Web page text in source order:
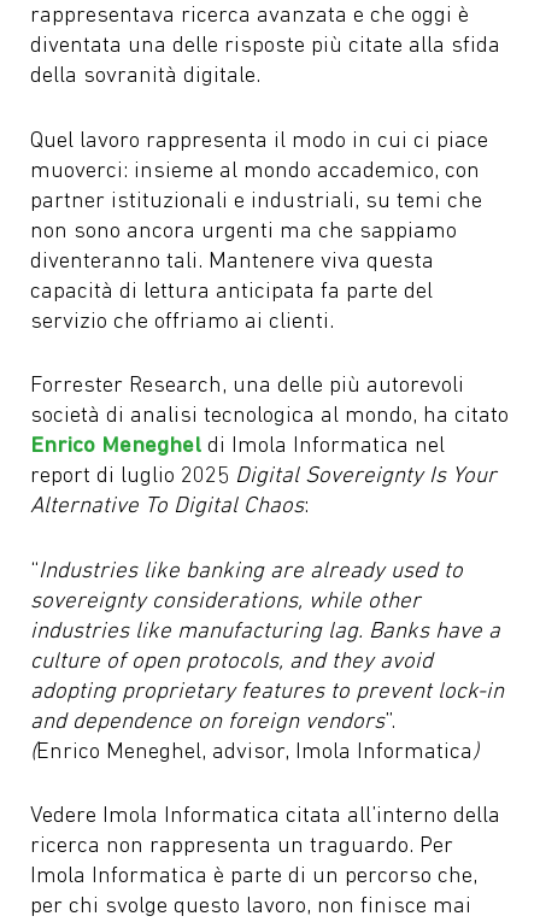
rappresentava ricerca avanzata e che oggi è
diventata una delle risposte più citate alla sfida
della sovranità digitale.
Quel lavoro rappresenta il modo in cui ci piace
muoverci: insieme al mondo accademico, con
partner istituzionali e industriali, su temi che
non sono ancora urgenti ma che sappiamo
diventeranno tali. Mantenere viva questa
capacità di lettura anticipata fa parte del
servizio che offriamo ai clienti.
Forrester Research, una delle più autorevoli
società di analisi tecnologica al mondo, ha citato
Enrico Meneghel di Imola Informatica nel
report di luglio 2025 Digital Sovereignty Is Your
Alternative To Digital Chaos:
“Industries like banking are already used to
sovereignty considerations, while other
industries like manufacturing lag. Banks have a
culture of open protocols, and they avoid
adopting proprietary features to prevent lock-in
and dependence on foreign vendors”.
(Enrico Meneghel, advisor, Imola Informatica)
Vedere Imola Informatica citata all’interno della
ricerca non rappresenta un traguardo. Per
Imola Informatica è parte di un percorso che,
per chi svolge questo lavoro, non finisce mai